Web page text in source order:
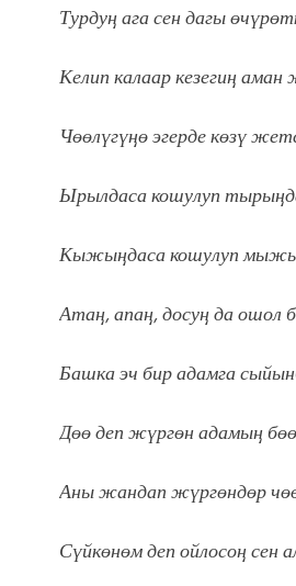
Турдуң ага сен дагы
Келип калаар кезегиң
Чөөлүгүңө эгерде көзү
Ырылдаса кошулуп
Кыжыңдаса кошулуп
Атаң, апаң, досуң да ошол
Башка эч бир адамга
Дөө деп жүргөн адамың
Аны жандап жүргөндөр
Сүйкөнөм деп ойлосоң сен